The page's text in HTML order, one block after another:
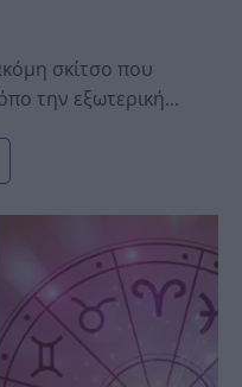
σκίτσο που
την εξωτερική...